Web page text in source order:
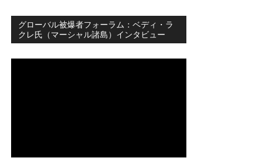
グローバル被爆者フォーラム：ベディ・ラ
クレ氏（マーシャル諸島）インタビュー